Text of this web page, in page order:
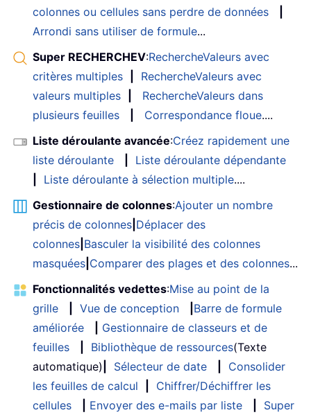
colonnes ou cellules sans perdre de données
Arrondi sans utiliser de formule...
Super RECHERCHEV:RechercheValeurs avec
critères multiples
RechercheValeurs avec
valeurs multiples
RechercheValeurs dans
plusieurs feuilles
Correspondance floue....
Liste déroulante avancée:Créez rapidement une
liste déroulante
Liste déroulante dépendante
Liste déroulante à sélection multiple....
Gestionnaire de colonnes:Ajouter un nombre
précis de colonnes Déplacer des
colonnes Basculer la visibilité des colonnes
masquées Comparer des plages et des colonnes...
Fonctionnalités vedettes:Mise au point de la
grille
Vue de conception
Barre de formule
améliorée
Gestionnaire de classeurs et de
feuilles
Bibliothèque de ressources(Texte
automatique)
Sélecteur de date
Consolider
les feuilles de calcul
Chiffrer/Déchiffrer les
cellules
Envoyer des e-mails par liste
Super